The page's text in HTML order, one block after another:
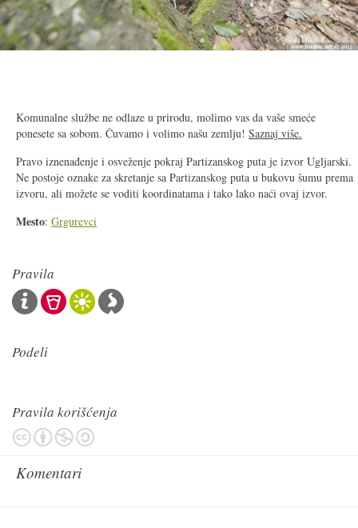
Komunalne službe ne odlaze u prirodu, molimo vas da vaše smeće
ponesete sa sobom. Čuvamo i volimo našu zemlju! Saznaj više.
Pravo iznenađenje i osveženje pokraj Partizanskog puta je izvor Ugljarski.
Ne postoje oznake za skretanje sa Partizanskog puta u bukovu šumu prema
izvoru, ali možete se voditi koordinatama i tako lako naći ovaj izvor.
Mesto: Grgurevci
Pravila
Podeli
Pravila korišćenja
Komentari